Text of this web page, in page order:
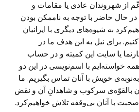
از شهروندان عادی یا مقامات و
حال حاضر با توجه به ناممکن بودن
به شیوه‌های دیگری با ایرانیان
برای نیل به این هدف ما در
یا سایت این کمیته و در حساب
همه خواسته‌ایم با اسم‌نویسی در این دو
به‌نوبه‌ی خویش با آنان تماس بگیریم. ما
بالقوّه‌ی سرکوب و شاهدانِ آن و نقض
با آنان بی‌وقفه تلاش خواهیم‌کرد.